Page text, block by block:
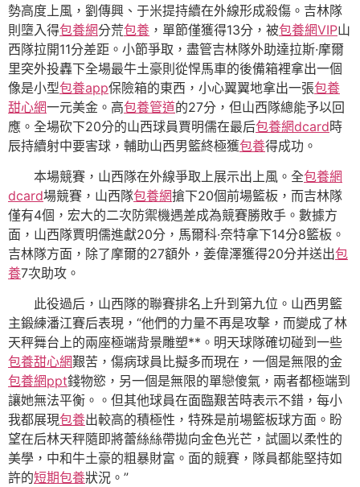
勢高度上風，劉傳興、于米提持續在外線形成殺傷。吉林隊
則墮入得包養網分荒包養 ，單節僅獲得13分，被包養網VIP山
西隊拉開11分差距。小節爭取，盡管吉林隊外助達拉斯·摩爾
里突外投轟下全場最牛土豪則從悍馬車的後備箱裡拿出一個
像是小型包養app保險箱的東西，小心翼翼地拿出一張包養
甜心網一元美金。高包養管道的27分，但山西隊總能予以回
應。全場砍下20分的山西球員賈明儒在最后包養網dcard時
辰持續射中要害球，輔助山西男籃終極獲包養得成功。
本場競賽，山西隊在外線爭取上展示出上風。全包養網
dcard場競賽，山西隊包養網搶下20個前場籃板，而吉林隊
僅有4個，宏大的二次防禦機遇差成為競賽勝敗手。數據方
面，山西隊賈明儒進獻20分，馬爾科·奈特拿下14分8籃板。
吉林隊方面，除了摩爾的27額外，姜偉澤獲得20分并送出包
養7次助攻。
此役過后，山西隊的聯賽排名上升到第九位。山西男籃
主鍛練潘江賽后表現，“他們的力量不再是攻擊，而變成了林
天秤舞台上的兩座極端背景雕塑**。明天球隊確切碰到一些
包養甜心網艱苦，傷病球員比擬多而現在，一個是無限的金
包養網ppt錢物慾，另一個是無限的單戀傻氣，兩者都極端到
讓她無法平衡。。但其他球員在面臨艱苦時表示不錯，每小
我都展現包養出較高的積極性，特殊是前場籃板球方面。盼
望在后林天秤隨即將蕾絲絲帶拋向金色光芒，試圖以柔性的
美學，中和牛土豪的粗暴財富。面的競賽，隊員都能堅持如
許的短期包養狀況。”